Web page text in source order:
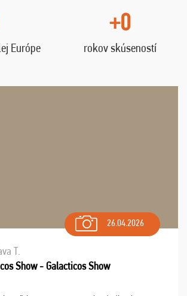
Európe
+0
rokov skúseností
26.04.2026
T.
Show - Galacticos Show